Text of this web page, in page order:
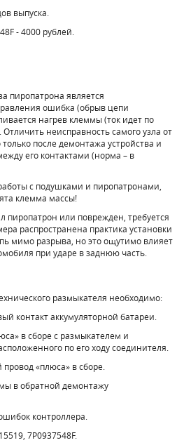
выпуска.
- 4000 рублей.
пиропатрона является
ошибка (обрыв цепи
нагрев клеммы (ток идет по
неисправность самого узла от
после демонтажа устройства и
его контактами (норма – в
с подушками и пиропатронами,
клемма массы!
пиропатрон или поврежден, требуется
распространена практика установки
мимо разрыва, но это ощутимо влияет
при ударе в заднюю часть.
размыкателя необходимо:
аккумуляторной батареи.
в сборе с размыкателем и
по его ходу соединителя.
«плюса» в сборе.
в обратной демонтажу
контроллера.
7P0937548F.